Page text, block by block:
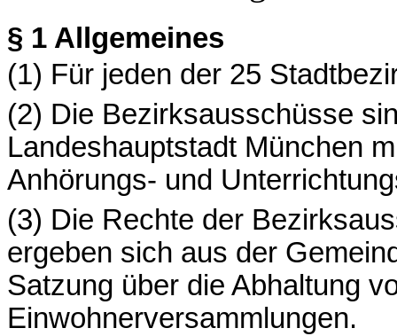
§ 1 Allgemeines
(1) Für jeden der 25
(2) Die Bezirksausschüsse
Landeshauptstadt München
Anhörungs- und
(3) Die Rechte der
ergeben sich aus der
Satzung über die Abhaltung
Einwohnerversammlungen.